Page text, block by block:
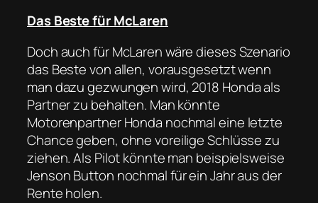
Das Beste für McLaren
Doch auch für McLaren wäre dieses Szenario
das Beste von allen, vorausgesetzt wenn
man dazu gezwungen wird, 2018 Honda als
Partner zu behalten. Man könnte
Motorenpartner Honda nochmal eine letzte
Chance geben, ohne voreilige Schlüsse zu
ziehen. Als Pilot könnte man beispielsweise
Jenson Button nochmal für ein Jahr aus der
Rente holen.